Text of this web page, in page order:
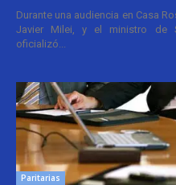
Durante una audiencia en Casa
Javier Milei, y el ministro de
oficializó...
Paritarias